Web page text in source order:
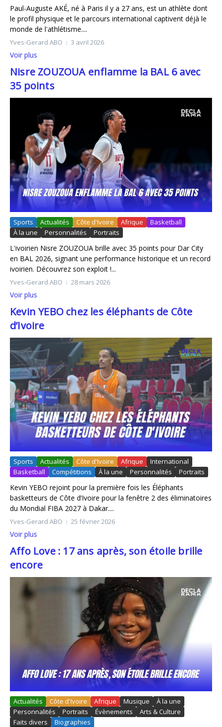
Paul-Auguste AKÉ, né à Paris il y a 27 ans, est un athlète dont
le profil physique et le parcours international captivent déjà le
monde de l'athlétisme....
Yves-Gerard ABO 3 avril 2026
Voir plus
Nisre ZOUZOUA enflamme la BAL 6 avec
35 points
Sports Actualités Côte d'Ivoire Afrique
Basketball
À la une
Personnalités Portraits
L'ivoirien Nisre ZOUZOUA brille avec 35 points pour Dar City
en BAL 2026, signant une performance historique et un record
ivoirien. Découvrez son exploit !...
Yves-Gerard ABO 28 mars 2026
Voir plus
Kevin YEBO chez les éléphants de Côte
d’Ivoire
Sports Actualités Côte d'Ivoire Afrique
International
Basketball
Compétitions À la une Personnalités Portraits
Kevin YEBO rejoint pour la première fois les Éléphants
basketteurs de Côte d’Ivoire pour la fenêtre 2 des éliminatoires
du Mondial FIBA 2027 à Dakar....
Yves-Gerard ABO 25 février 2026
Voir plus
Affo Love : 17 ans après, son étoile brille
encore
Actualités Côte d'Ivoire Afrique Musique
À la une
Personnalités
Portraits Évènements
Arts & Culture
Faits divers
Biographies